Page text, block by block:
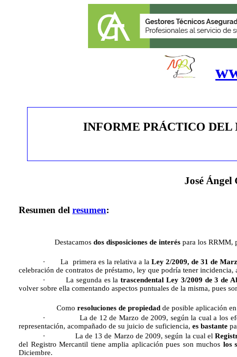
INFORME PRÁCTICO DEL
José Ángel
Resumen del resumen:
Destacamosdos disposiciones de interés para los RRMM,
· La primera es la relativa a laLey 2/2009, de 31 de
celebración de contratos de préstamo, ley que podría tener
·
La segunda es latrascendental Ley 3/2009 de 3 de
volver sobre ella comentando aspectos puntuales de la misma, pues
Comoresoluciones de propiedad de posible aplicación
·
La de 12 de Marzo de 2009, según la cual a los
representación, acompañado de su juicio de suficiencia, es bastante
·
La de 13 de Marzo de 2009, según la cual el
del Registro Mercantil tiene amplia aplicación pues son muchos los
Diciembre.